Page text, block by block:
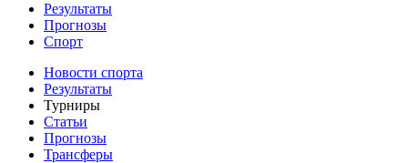
Результаты
Прогнозы
Спорт
Новости спорта
Результаты
Турниры
Статьи
Прогнозы
Трансферы